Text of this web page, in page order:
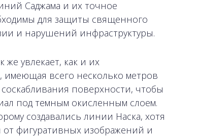
Саджама и их точное
для защиты священного
и нарушений инфраструктуры.
же увлекает, как и их
имеющая всего несколько метров
поверхности, чтобы
под темным окисленным слоем.
создавались линии Наска, хотя
от фигуративных изображений и